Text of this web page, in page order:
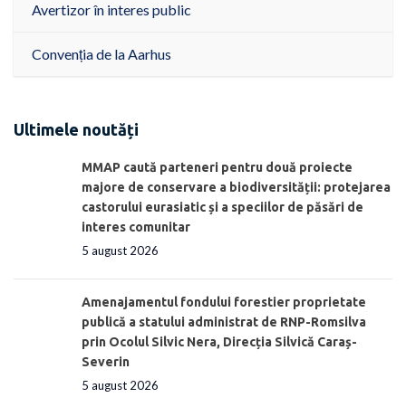
Avertizor în interes public
Convenția de la Aarhus
Ultimele noutăți
MMAP caută parteneri pentru două proiecte
majore de conservare a biodiversității: protejarea
castorului eurasiatic și a speciilor de păsări de
interes comunitar
5 august 2026
Amenajamentul fondului forestier proprietate
publică a statului administrat de RNP-Romsilva
prin Ocolul Silvic Nera, Direcția Silvică Caraș-
Severin
5 august 2026